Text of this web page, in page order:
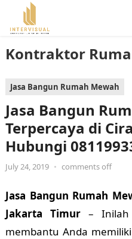
Kontraktor
Jasa Bangun Rumah Mewah
Jasa Bangun
Terpercaya di
Hubungi
July 24, 2019 • comments off
Jasa Bangun Rumah
Jakarta Timur – Inilah
membantu Anda